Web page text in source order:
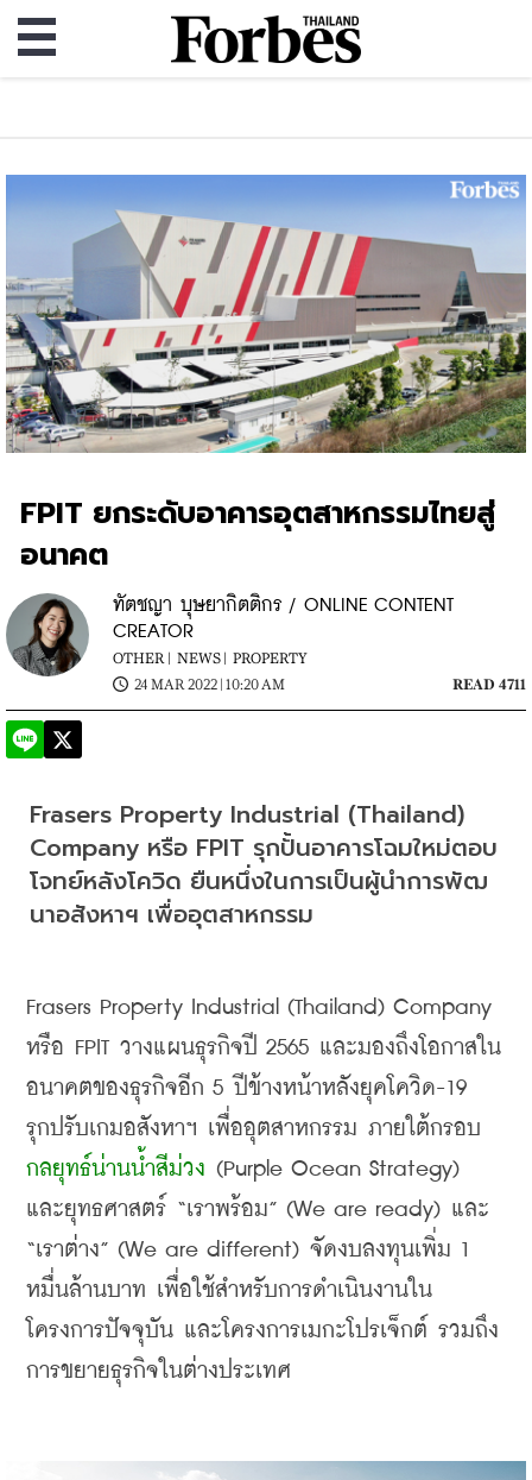
FPIT ยกระดับอาคารอุตสาหกรรมไทยสู่
อนาคต
ทัตชญา บุษยากิตติกร / ONLINE CONTENT
CREATOR
OTHER | NEWS | PROPERTY
24 MAR 2022 | 10:20 AM
READ 4711
Frasers Property Industrial (Thailand)
Company หรือ FPIT รุกปั้นอาคารโฉมใหม่ตอบ
โจทย์หลังโควิด ยืนหนึ่งในการเป็นผู้นำการพัฒ
นาอสังหาฯ เพื่ออุตสาหกรรม
Frasers Property Industrial (Thailand) Company
หรือ FPIT วางแผนธุรกิจปี
2565 และมองถึงโอกาสใน
อนาคตของธุรกิจอีก 5 ปีข้างหน้าหลังยุคโควิด
รุกปรับเกมอสังหาฯ เพื่ออุตสาหกรรม ภายใต้กรอบ
กลยุทธ์น่านน้ำสีม่วง
และยุทธศาสตร์ “เราพร้อม” (We are ready) และ
“เราต่าง” (We are different) จัดงบลงทุนเพิ่ม 1
หมื่นล้านบาท เพื่อใช้สำหรับการดำเนินงานใน
โครงการปัจจุบัน และโครงการเมกะโปรเจ็กต์ รวมถึง
การขยายธุรกิจในต่างประเทศ